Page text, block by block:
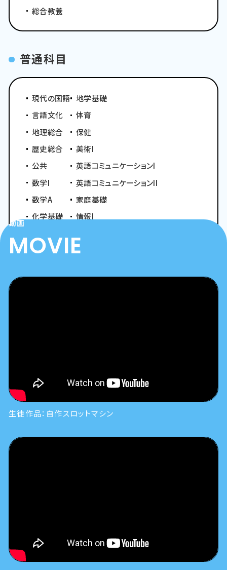
総合教養
普通科目
現代の国語
言語文化
地理総合
歴史総合
公共
数学I
数学A
化学基礎
地学基礎
体育
保健
美術I
英語コミュニケーションI
英語コミュニケーションII
家庭基礎
情報I
動画
MOVIE
生徒作品：自作スロットマシン